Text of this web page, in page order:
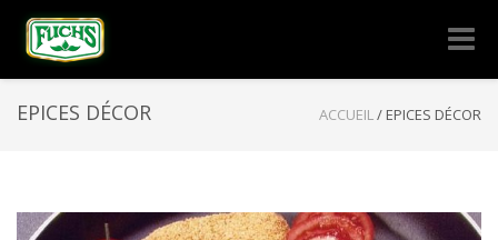
-
EPICES DÉCOR ACCUEIL/ EPICES DÉCOR